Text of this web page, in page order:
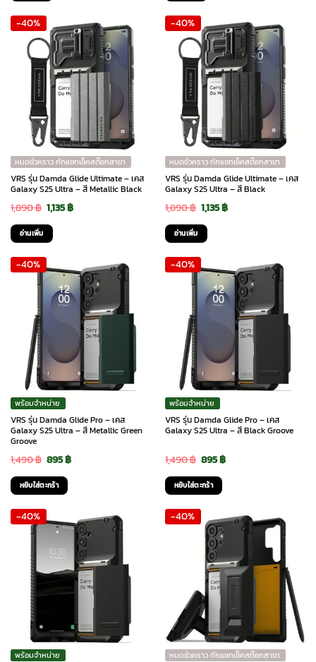
was:
1,490 ฿.895 ฿.
was:
1,890 ฿.1,135 ฿.
-40%
หมดชั่วคราว ทักแชทเช็คสต๊อกสาขา
VRS รุ่น Damda Glide Ultimate – เคส
Galaxy S25 Ultra – สี Metallic Black
1,890฿ Original
price
was:
1,890 ฿.
1,135฿Current
1,135 ฿.
อ่านเพิ่ม
-40%
หมดชั่วคราว ทักแชทเช็คสต๊อกสาขา
VRS รุ่น Damda Glide Ultimate – เคส
Galaxy S25 Ultra – สี Black
1,890฿ Original
price
was:
1,890 ฿.
1,135฿Current
1,135 ฿.
อ่านเพิ่ม
-40%
พร้อมจำหน่าย
VRS รุ่น Damda Glide Pro – เคส
Galaxy S25 Ultra – สี Metallic Green
Groove
1,490฿ Original
price
was:
1,490 ฿.
895฿Current
895 ฿.
หยิบใส่ตะกร้า
-40%
พร้อมจำหน่าย
VRS รุ่น Damda Glide Pro – เคส
Galaxy S25 Ultra – สี Black Groove
1,490฿ Original
price
was:
1,490 ฿.
895฿Current
895 ฿.
หยิบใส่ตะกร้า
-40%
พร้อมจำหน่าย
-40%
หมดชั่วคราว ทักแชทเช็คสต๊อกสาขา